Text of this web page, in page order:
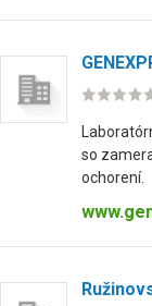
so
ochorení.